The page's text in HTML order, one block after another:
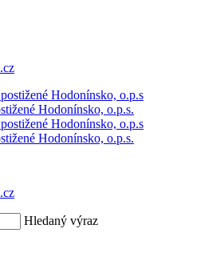
Hodonínsko, o.p.s.
Hodonínsko, o.p.s.
Hledaný výraz